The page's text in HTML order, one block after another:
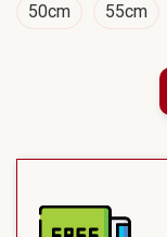
50cm 55cm